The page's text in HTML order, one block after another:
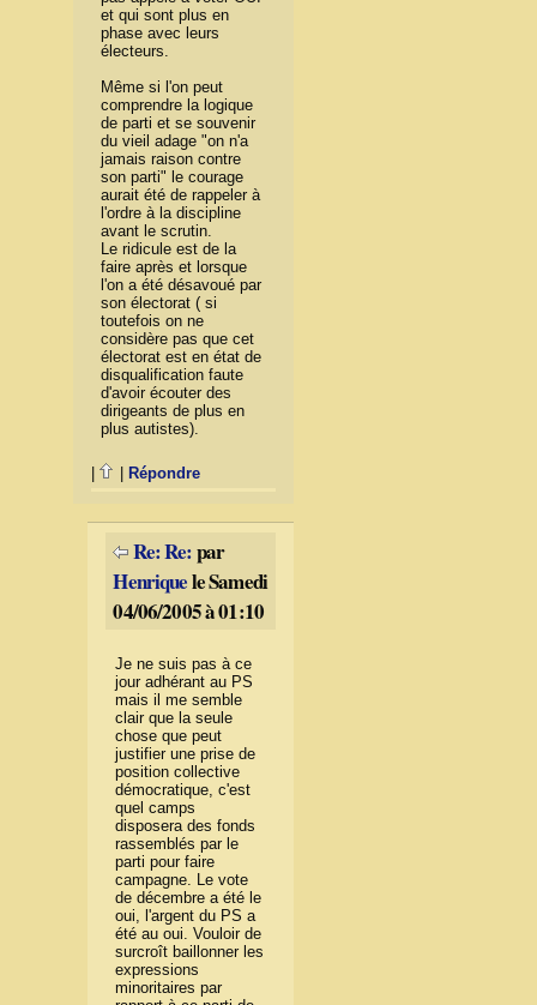
et qui sont plus en
phase avec leurs
électeurs.
Même si l'on peut
comprendre la logique
de parti et se souvenir
du vieil adage "on n'a
jamais raison contre
son parti" le courage
aurait été de rappeler à
l'ordre à la discipline
avant le scrutin.
Le ridicule est de la
faire après et lorsque
l'on a été désavoué par
son électorat ( si
toutefois on ne
considère pas que cet
électorat est en état de
disqualification faute
d'avoir écouter des
dirigeants de plus en
plus autistes).
Répondre
Re: Re:par
Henriquele Samedi
04/06/2005 à 01:10
Je ne suis pas à ce
jour adhérant au PS
mais il me semble
clair que la seule
chose que peut
justifier une prise de
position collective
démocratique, c'est
quel camps
disposera des fonds
rassemblés par le
parti pour faire
campagne. Le vote
de décembre a été le
oui, l'argent du PS a
été au oui. Vouloir de
surcroît baillonner les
expressions
minoritaires par